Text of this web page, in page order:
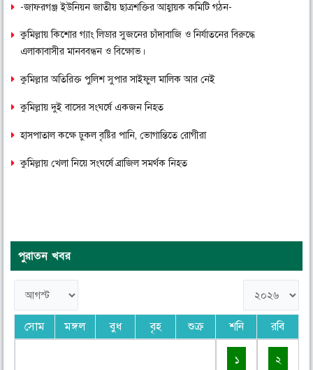
-জাফরগঞ্জ ইউনিয়ন জাতীয় ছাত্রশক্তির আহ্বায়ক কমিটি গঠন-
কুমিল্লায় কিশোর গ্যাং লিডার সুজনের চাঁদাবাজি ও নির্যাতনের বিরুদ্ধে
এলাকাবাসীর মানববন্ধন ও বিক্ষোভ।
কুমিল্লার অতিরিক্ত পুলিশ সুপার সাইফুল মালিক আর নেই
কুমিল্লায় দুই বাসের সংঘর্ষে একজন নিহত
হাসপাতাল কক্ষে ঢুকল বৃষ্টির পানি, ভোগান্তিতে রোগীরা
কুমিল্লায় খেলা নিয়ে সংঘর্ষে ব্রাজিল সমর্থক নিহত
পুরাতন খবর
সোম মঙ্গল বুধ বৃহ শুক্র শনি রবি
১ ২